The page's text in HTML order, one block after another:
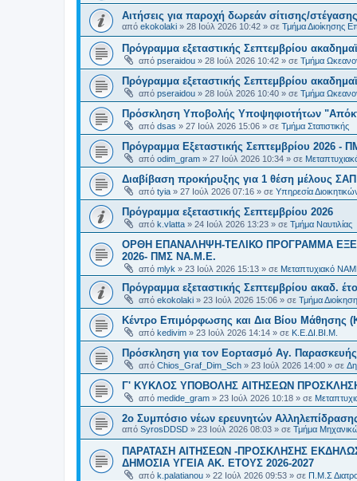
Αιτήσεις για παροχή δωρεάν σίτισης/
από ekokolaki » 28 Ιούλ 2026 10:42 » σε Τμήμα Διοίκησης
Πρόγραμμα εξεταστικής Σεπτεμβρίου
από pseraidou » 28 Ιούλ 2026 10:42 » σε Τμήμα
Πρόγραμμα εξεταστικής Σεπτεμβρίου
από pseraidou » 28 Ιούλ 2026 10:40 » σε Τμήμα
Πρόσκληση Υποβολής Υποψηφιοτήτων
από dsas » 27 Ιούλ 2026 15:06 » σε Τμήμα Στατιστικής
Πρόγραμμα Εξεταστικής Σεπτεμβρίου 2026 -
από odim_gram » 27 Ιούλ 2026 10:34 » σε
Διαβίβαση προκήρυξης για 1 θέση μέλους
από tyia » 27 Ιούλ 2026 07:16 » σε Υπηρεσία
Πρόγραμμα εξεταστικής Σεπτεμβρίου 2026
από k.vlatta » 24 Ιούλ 2026 13:23 » σε Τμήμα Ναυτιλίας
ΟΡΘΗ ΕΠΑΝΑΛΗΨΗ-ΤΕΛΙΚΟ ΠΡΟΓΡΑΜΜΑ
2026- ΠΜΣ ΝΑ.Μ.Ε.
από mlyk » 23 Ιούλ 2026 15:13 » σε Μεταπτυχιακό
Πρόγραμμα εξεταστικής Σεπτεμβρίου ακαδ.
από ekokolaki » 23 Ιούλ 2026 15:06 » σε Τμήμα
Κέντρο Επιμόρφωσης και Δια Βίου Μάθησης
από kedivim » 23 Ιούλ 2026 14:14 » σε Κ.Ε.ΔΙ.ΒΙ.Μ.
Πρόσκληση για τον Εορτασμό Αγ.
από Chios_Graf_Dim_Sch » 23 Ιούλ 2026 14:00 » σε
Γ' ΚΥΚΛΟΣ ΥΠΟΒΟΛΗΣ ΑΙΤΗΣΕΩΝ
από medide_gram » 23 Ιούλ 2026 10:18 » σε
2ο Συμπόσιο νέων ερευνητών
από SyrosDDSD » 23 Ιούλ 2026 08:03 » σε Τμήμα
ΠΑΡΑΤΑΣΗ ΑΙΤΗΣΕΩΝ -ΠΡΟΣΚΛΗΣΗΣ
ΔΗΜΟΣΙΑ ΥΓΕΙΑ AK. ETOYΣ 2026-2027
από k.palatianou » 22 Ιούλ 2026 09:53 » σε Π.Μ.Σ